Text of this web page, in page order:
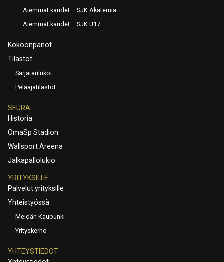
Aiemmat kaudet – SJK Akatemia
Aiemmat kaudet – SJK U17
Kokoonpanot
Tilastot
Sarjataulukot
Pelaajatilastot
SEURA
Historia
OmaSp Stadion
Wallsport Areena
Jalkapallolukio
YRITYKSILLE
Palvelut yrityksille
Yhteistyössä
Meidän Kaupunki
Yrityskerho
YHTEYSTIEDOT